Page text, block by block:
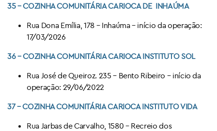
35 – COZINHA COMUNITÁRIA CARIOCA DE INHAÚMA
Rua Dona Emília, 178 – Inhaúma – início da operação:
17/03/2026
36 – COZINHA COMUNITÁRIA CARIOCAINSTITUTO SOL
Rua José de Queiroz. 235 – Bento Ribeiro – início da
operação: 29/06/2022
37 – COZINHA COMUNITÁRIA CARIOCAINSTITUTO VIDA
Rua Jarbas de Carvalho, 1580 – Recreio dos